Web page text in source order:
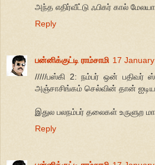
அந்த எதிர்வீட்டு ஃபிகர் கால்
Reply
பன்னிக்குட்டி ராம்சாமி 17
/////பஸ்கி 2: நம்பர் ஒன் பதிவர்
அஞ்சாசிங்கம் செல்வின் தான்
இதுல பலநம்பர் தலைகள் உருளுற
Reply